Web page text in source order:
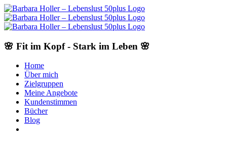
Skip
to
content
🌸 Fit im Kopf - Stark im Leben 🌸
Home
Über mich
Zielgruppen
Meine Angebote
Kundenstimmen
Bücher
Blog